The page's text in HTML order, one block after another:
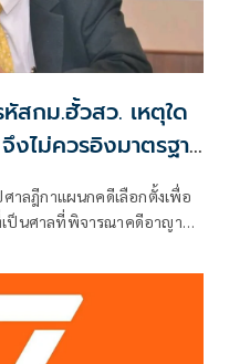
กม.ฮั้วสว. เหตุใด
งไม่ควรอิงมาตรฐาน
าลฎีกาแผนกคดีเลือกตั้งเพื่อ
ป็นศาลที่พิจารณาคดีอาญา